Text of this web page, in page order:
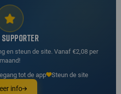
en steun de site. Vanaf €2,08 per
maand!
tot de app Steun de site
info